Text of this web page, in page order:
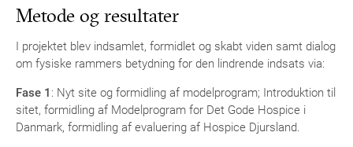
Metode og resultater
I projektet blev indsamlet, formidlet og skabt viden samt dialog
om fysiske rammers betydning for den lindrende indsats via:
Fase 1 : Nyt site og formidling af modelprogram; Introduktion til
sitet, formidling af Modelprogram for Det Gode Hospice i
Danmark, formidling af evaluering af Hospice Djursland.